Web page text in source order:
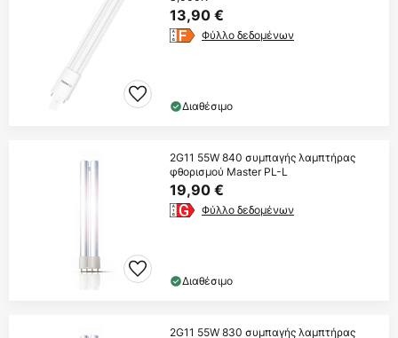
13,90 €
Φύλλο δεδομένων
Διαθέσιμο
2G11 55W 840 συμπαγής λαμπτήρας
φθορισμού Master PL-L
19,90 €
Φύλλο δεδομένων
Διαθέσιμο
2G11 55W 830 συμπαγής λαμπτήρας